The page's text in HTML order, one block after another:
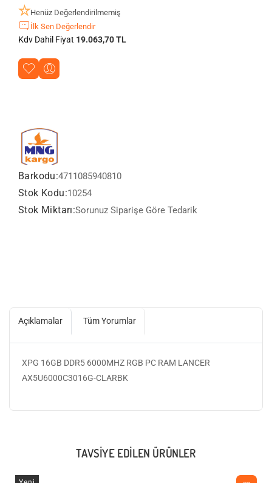
Henüz Değerlendirilmemiş
İlk Sen Değerlendir
Kdv Dahil Fiyat 19.063,70 TL
Barkodu:4711085940810
Stok Kodu:10254
Stok Miktarı:Sorunuz Siparişe Göre Tedarik
Açıklamalar Tüm Yorumlar
XPG 16GB DDR5 6000MHZ RGB PC RAM LANCER
AX5U6000C3016G-CLARBK
TAVSIYE EDILEN ÜRÜNLER